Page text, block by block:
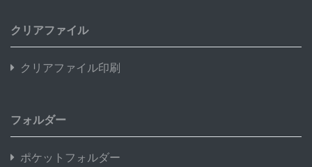
クリアファイル
クリアファイル印刷
フォルダー
ポケットフォルダー